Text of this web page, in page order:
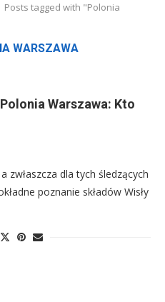
Posts tagged with "Polonia
WARSZAWA
Warszawa: Kto
zwłaszcza dla tych śledzących
poznanie składów Wisły